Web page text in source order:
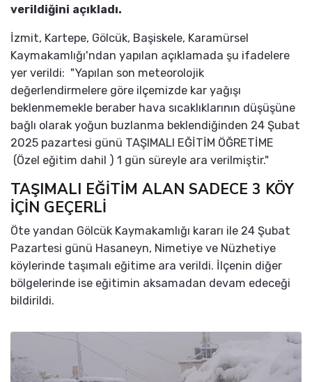
verildiğini açıkladı.
İzmit, Kartepe, Gölcük, Başiskele, Karamürsel
Kaymakamlığı'ndan yapılan açıklamada şu ifadelere
yer verildi: "Yapılan son meteorolojik
değerlendirmelere göre ilçemizde kar yağışı
beklenmemekle beraber hava sıcaklıklarının düşüşüne
bağlı olarak yoğun buzlanma beklendiğinden 24 Şubat
2025 pazartesi günü TAŞIMALI EĞİTİM ÖĞRETİME
(Özel eğitim dahil ) 1 gün süreyle ara verilmiştir."
TAŞIMALI EĞİTİM ALAN SADECE 3 KÖY
İÇİN GEÇERLİ
Öte yandan Gölcük Kaymakamlığı kararı ile 24 Şubat
Pazartesi günü Hasaneyn, Nimetiye ve Nüzhetiye
köylerinde taşımalı eğitime ara verildi. İlçenin diğer
bölgelerinde ise eğitimin aksamadan devam edeceği
bildirildi.